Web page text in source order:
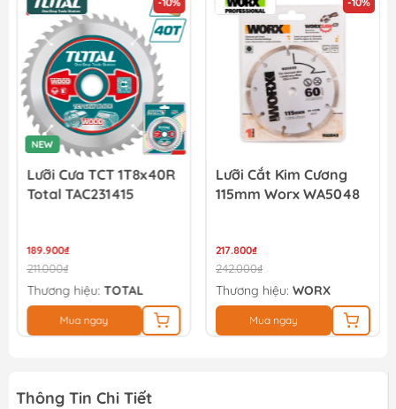
NEW
Lưỡi Cưa TCT 1T8x40R
Total TAC231415
189.900₫
211.000₫
Thương hiệu: TOTAL
Mua ngay
Lưỡi Cắt Kim Cương
115mm Worx WA5048
217.800₫
242.000₫
Thương hiệu: WORX
Mua ngay
Thông Tin Chi Tiết